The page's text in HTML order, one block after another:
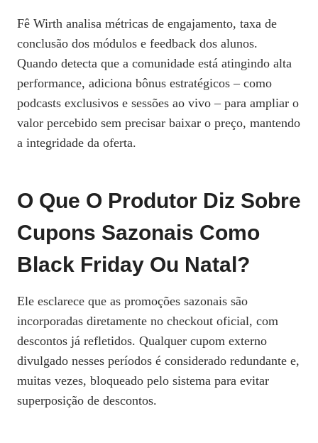
Fê Wirth analisa métricas de engajamento, taxa de
conclusão dos módulos e feedback dos alunos.
Quando detecta que a comunidade está atingindo alta
performance, adiciona bônus estratégicos – como
podcasts exclusivos e sessões ao vivo – para ampliar o
valor percebido sem precisar baixar o preço, mantendo
a integridade da oferta.
O Que O Produtor Diz Sobre
Cupons Sazonais Como
Black Friday Ou Natal?
Ele esclarece que as promoções sazonais são
incorporadas diretamente no checkout oficial, com
descontos já refletidos. Qualquer cupom externo
divulgado nesses períodos é considerado redundante e,
muitas vezes, bloqueado pelo sistema para evitar
superposição de descontos.